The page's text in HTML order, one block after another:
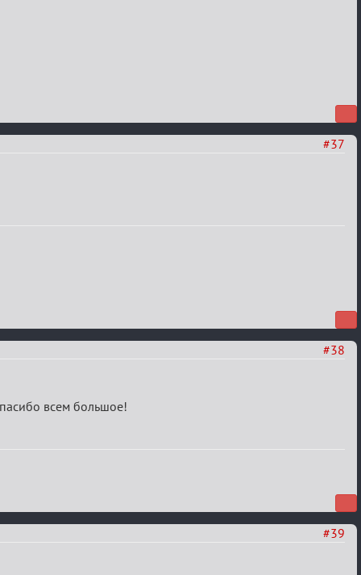
#37
#38
всем большое!
#39